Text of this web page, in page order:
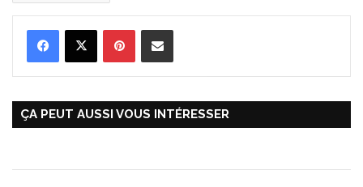
ÇA PEUT AUSSI VOUS INTÉRESSER